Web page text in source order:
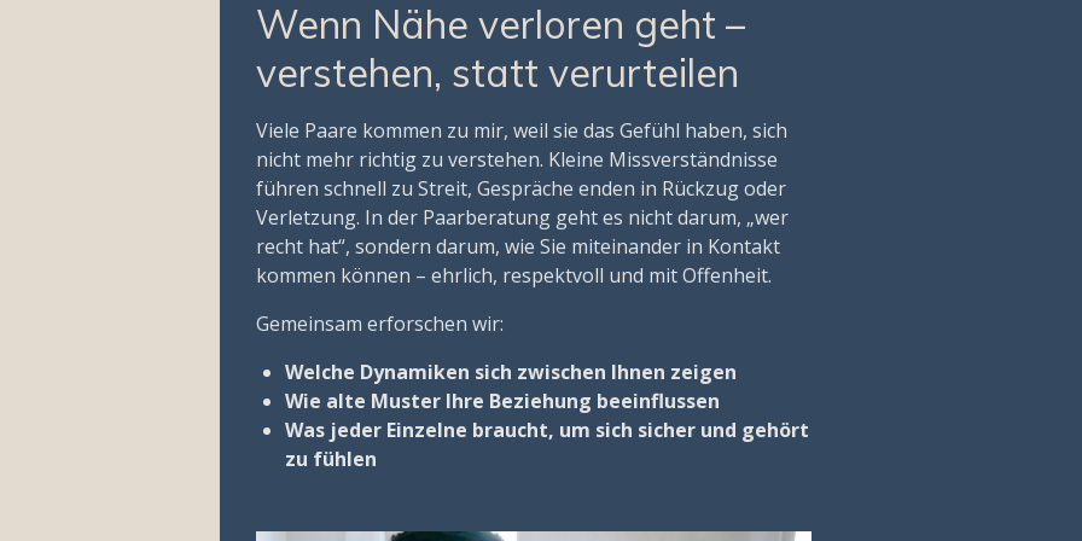
Wenn Nähe verloren geht –
verstehen, statt verurteilen
Viele Paare kommen zu mir, weil sie das Gefühl haben, sich
nicht mehr richtig zu verstehen. Kleine Missverständnisse
führen schnell zu Streit, Gespräche enden in Rückzug oder
Verletzung. In der Paarberatung geht es nicht darum, „wer
recht hat“, sondern darum, wie Sie miteinander in Kontakt
kommen können – ehrlich, respektvoll und mit Offenheit.
Gemeinsam erforschen wir:
Welche Dynamiken sich zwischen Ihnen zeigen
Wie alte Muster Ihre Beziehung beeinflussen
Was jeder Einzelne braucht, um sich sicher und gehört
zu fühlen